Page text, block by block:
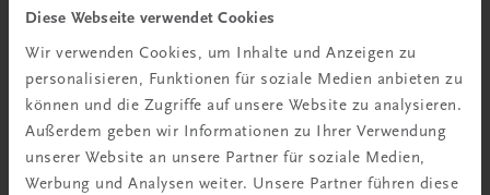
Diese Webseite verwendet Cookies
Wir verwenden Cookies, um Inhalte und Anzeigen zu
personalisieren, Funktionen für soziale Medien anbieten zu
können und die Zugriffe auf unsere Website zu analysieren.
Außerdem geben wir Informationen zu Ihrer Verwendung
unserer Website an unsere Partner für soziale Medien,
Werbung und Analysen weiter. Unsere Partner führen diese
Wir über uns
Familienunternehmen mit 80 Mitarbeiterinnen und
Mitarbeitern, die eines verbindet: Begeisterung für unsere
Produkte.